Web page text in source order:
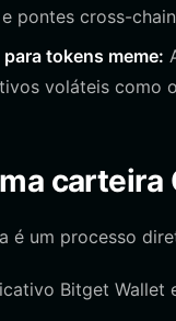
pontes cross-
tokens meme:
voláteis como
carteira
é um processo
Bitget